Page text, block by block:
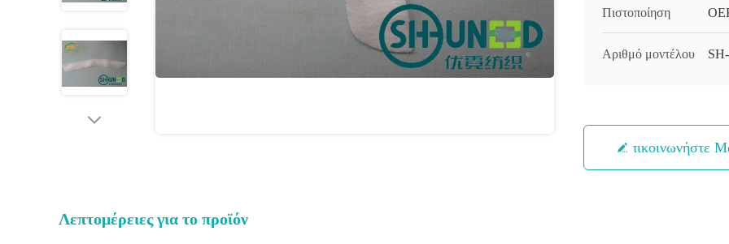
Πιστοποίηση
Αριθμό μοντέλου
Επικοινωνήστε
Λεπτομέρειες για το προϊόν